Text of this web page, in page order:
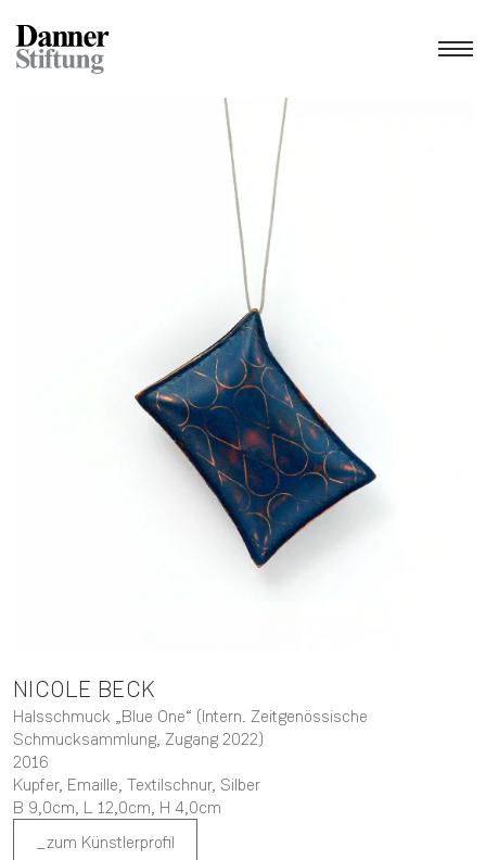
NICOLE BECK
Halsschmuck „Blue One“ (Intern. Zeitgenössische
Schmucksammlung, Zugang 2022)
2016
Kupfer, Emaille, Textilschnur, Silber
B 9,0cm, L 12,0cm, H 4,0cm
zum Künstlerprofil